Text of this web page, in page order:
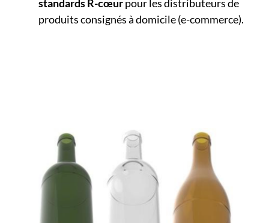
standards R-cœurpour les distributeurs de
produits consignés à domicile (e-commerce).